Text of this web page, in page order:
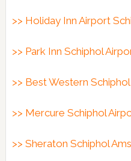
>> Holiday Inn Airport
>> Park Inn Schiphol
>> Best Western
>> Mercure Schiphol
>> Sheraton Schiphol